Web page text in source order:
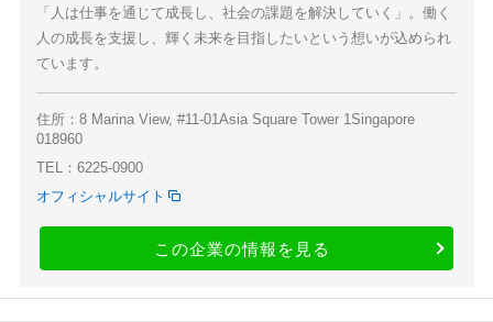
「人は仕事を通じて成長し、社会の課題を解決していく」。働く
人の成長を支援し、輝く未来を目指したいという想いが込められ
ています。
住所：8 Marina View, #11-01Asia Square Tower 1Singapore
018960
TEL：6225-0900
オフィシャルサイト
この企業の情報を見る